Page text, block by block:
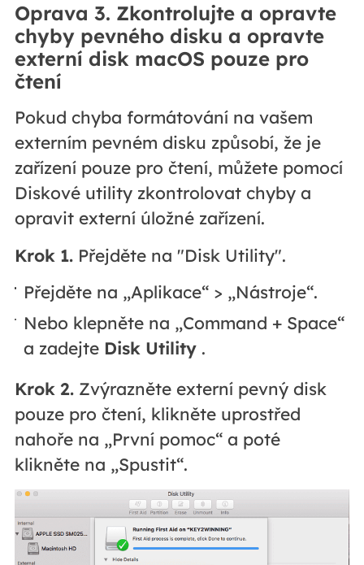
Oprava 3. Zkontrolujte a opravte
chyby pevného disku a opravte
externí disk macOS pouze pro
čtení
Pokud chyba formátování na vašem
externím pevném disku způsobí, že je
zařízení pouze pro čtení, můžete pomocí
Diskové utility zkontrolovat chyby a
opravit externí úložné zařízení.
Krok 1.Přejděte na "Disk Utility".
Přejděte na „Aplikace“ > „Nástroje“.
Nebo klepněte na „Command + Space“
a zadejte Disk Utility .
Krok 2.Zvýrazněte externí pevný disk
pouze pro čtení, klikněte uprostřed
nahoře na „První pomoc“ a poté
klikněte na „Spustit“.